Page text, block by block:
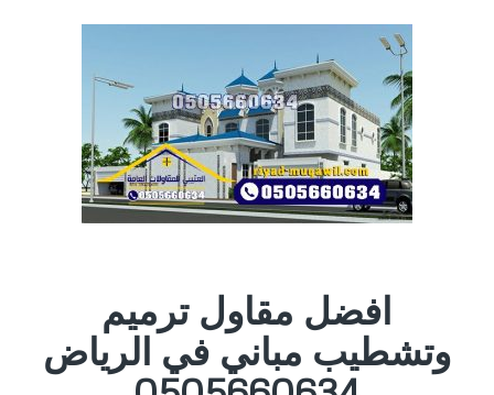
افضل مقاول ترميم
وتشطيب مباني في الرياض